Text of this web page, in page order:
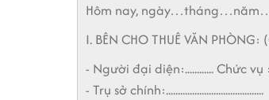
Hôm nay,
I. BÊN CHO THUÊ VĂN
- Người đại diện:............ Chức vụ
- Trụ sở chính:.........................................